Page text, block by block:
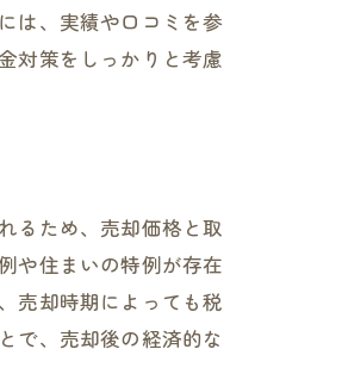
は、実績や口コミを参
対策をしっかりと考慮
るため、売却価格と取
や住まいの特例が存在
売却時期によっても税
で、売却後の経済的な